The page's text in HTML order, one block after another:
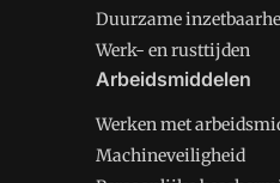
Duurzame
Werk- en rusttijden
Arbeidsmiddelen
Werken met
Machineveiligheid